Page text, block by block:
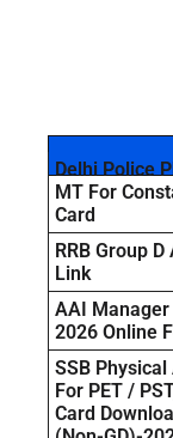
Delhi Police
MT For
Card
RRB Group
Link
AAI
2026 Online
SSB
For PET /
Card